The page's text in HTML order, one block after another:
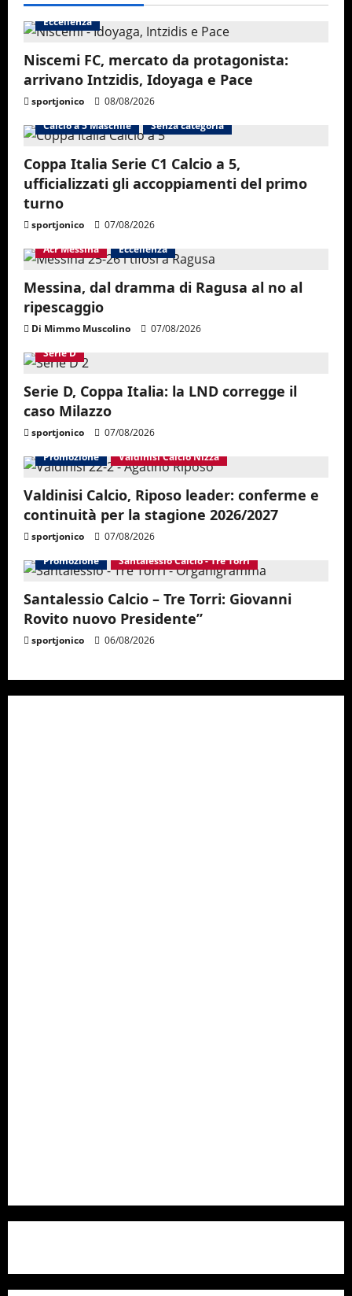
Eccellenza
Niscemi FC, mercato da protagonista:
arrivano Intzidis, Idoyaga e Pace
sportjonico
08/08/2026
Calcio a 5 Maschile
Senza categoria
Coppa Italia Serie C1 Calcio a 5,
ufficializzati gli accoppiamenti del primo
turno
sportjonico
07/08/2026
Acr Messina
Eccellenza
Messina, dal dramma di Ragusa al no al
ripescaggio
Di Mimmo Muscolino
07/08/2026
Serie D
Serie D, Coppa Italia: la LND corregge il
caso Milazzo
sportjonico
07/08/2026
Promozione
Valdinisi Calcio Nizza
Valdinisi Calcio, Riposo leader: conferme e
continuità per la stagione 2026/2027
sportjonico
07/08/2026
Promozione
Santalessio Calcio - Tre Torri
Santalessio Calcio – Tre Torri: Giovanni
Rovito nuovo Presidente”
sportjonico 06/08/2026